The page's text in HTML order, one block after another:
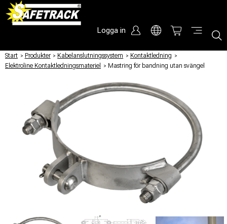
Logga in
Start / Produkter / Kabelanslutningssystem / Kontaktledning /
Elektroline Kontaktledningsmateriel
/ Mastring för bandning utan svängel